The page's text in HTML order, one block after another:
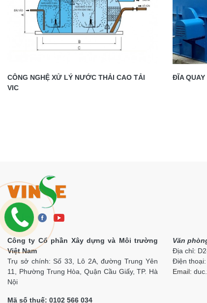
sạch, hàm lượng cặn sau bể lắng < 5NTU và
được làm sạch bằng bể lọc không van tự rửa
hiệu quả
cắt theo
cặn, tăng
dụng
CÔNG NGHỆ XỬ LÝ NƯỚC THẢI CAO TẢI
VIC
ĐĨA QUAY
Công ty Cổ phần Xây dựng và Môi trường
Việt Nam
Trụ sở chính: Số 33, Lô 2A, đường Trung Yên
11, Phường Trung Hòa, Quận Cầu Giấy, TP. Hà
Nội
Mã số thuế: 0102 566 034
Văn
Địa chỉ:
Điện
Email: